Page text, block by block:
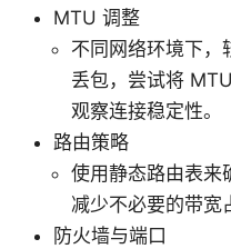
MTU 调整
不同网络环境下，
丢包，尝试将
观察连接稳定性。
路由策略
使用静态路由表来
减少不必要的带宽
防火墙与端口